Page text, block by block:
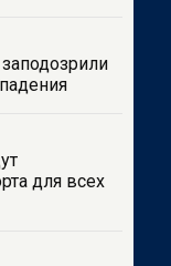
для всех